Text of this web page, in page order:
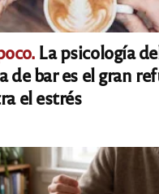
La psicología
de bar es el gran
el estrés